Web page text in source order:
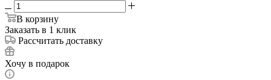
В корзину
Заказать в 1 клик
Рассчитать доставку
Хочу в подарок